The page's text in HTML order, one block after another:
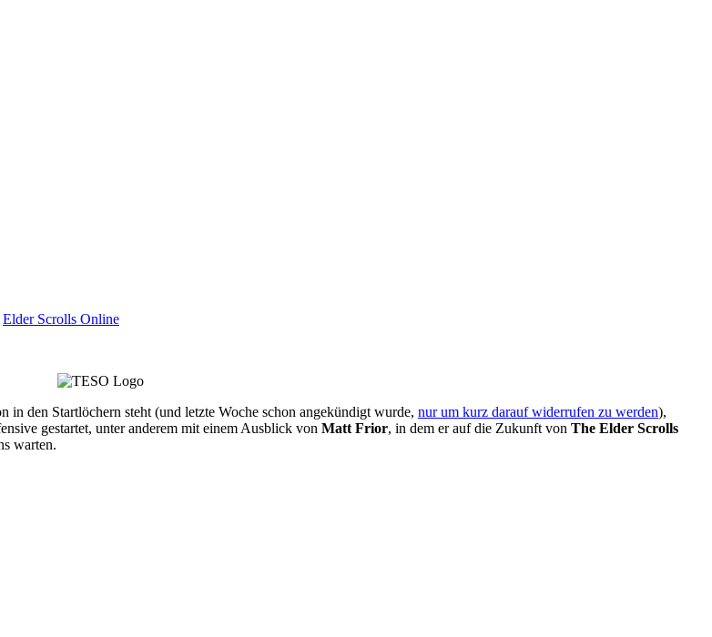
Elder Scrolls Online
in den Startlöchern steht (und letzte Woche schon angekündigt wurde, nur um kurz darauf widerrufen zu werden),
gestartet, unter anderem mit einem Ausblick von Matt Frior, in dem er auf die Zukunft von The Elder Scrolls
warten.